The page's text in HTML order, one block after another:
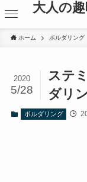
大人の
ホーム ボルダリング
ステ
ダリ
2020
5/28
ボルダリング